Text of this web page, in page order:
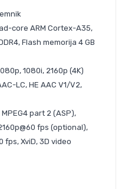
core ARM Cortex-A35,
Flash memorija 4 GB
1080i, 2160p (4K)
LC, HE AAC V1/V2,
part 2 (ASP),
fps (optional),
fps, XviD, 3D video